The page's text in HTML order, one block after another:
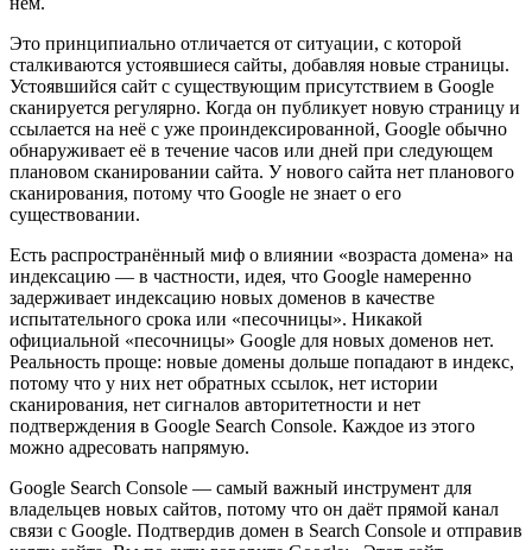
Это принципиально отличается от ситуации, с которой
сталкиваются устоявшиеся сайты, добавляя новые страницы.
Устоявшийся сайт с существующим присутствием в Google
сканируется регулярно. Когда он публикует новую страницу и
ссылается на неё с уже проиндексированной, Google обычно
обнаруживает её в течение часов или дней при следующем
плановом сканировании сайта. У нового сайта нет планового
сканирования, потому что Google не знает о его
существовании.
Есть распространённый миф о влиянии «возраста домена» на
индексацию — в частности, идея, что Google намеренно
задерживает индексацию новых доменов в качестве
испытательного срока или «песочницы». Никакой
официальной «песочницы» Google для новых доменов нет.
Реальность проще: новые домены дольше попадают в индекс,
потому что у них нет обратных ссылок, нет истории
сканирования, нет сигналов авторитетности и нет
подтверждения в Google Search Console. Каждое из этого
можно адресовать напрямую.
Google Search Console — самый важный инструмент для
владельцев новых сайтов, потому что он даёт прямой канал
связи с Google. Подтвердив домен в Search Console и отправив